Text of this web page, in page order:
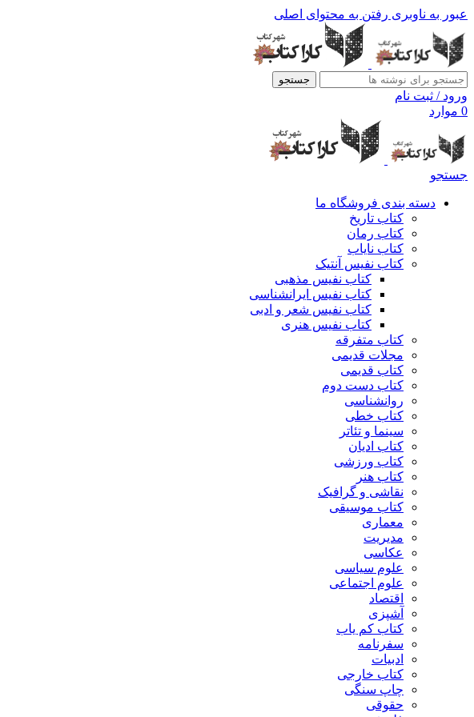
عبور به ناوبری رفتن به محتوای اصلی
جستجو
ورود / ثبت نام
0 موارد
جستجو
دسته بندی فروشگاه ما
کتاب تاریخ
کتاب رمان
کتاب نایاب
کتاب نفیس آنتیک
کتاب نفیس مذهبی
کتاب نفیس ایرانشناسی
کتاب نفیس شعر و ادبی
کتاب نفیس هنری
کتاب متفرقه
مجلات قدیمی
کتاب قدیمی
کتاب دست دوم
روانشناسی
کتاب خطی
سینما و تئاتر
کتاب ادیان
کتاب ورزشی
کتاب هنر
نقاشی و گرافیک
کتاب موسیقی
معماری
مدیریت
عکاسی
علوم سیاسی
علوم اجتماعی
اقتصاد
آشپزی
کتاب کم یاب
سفرنامه
ادبیات
کتاب خارجی
چاپ سنگی
حقوقی